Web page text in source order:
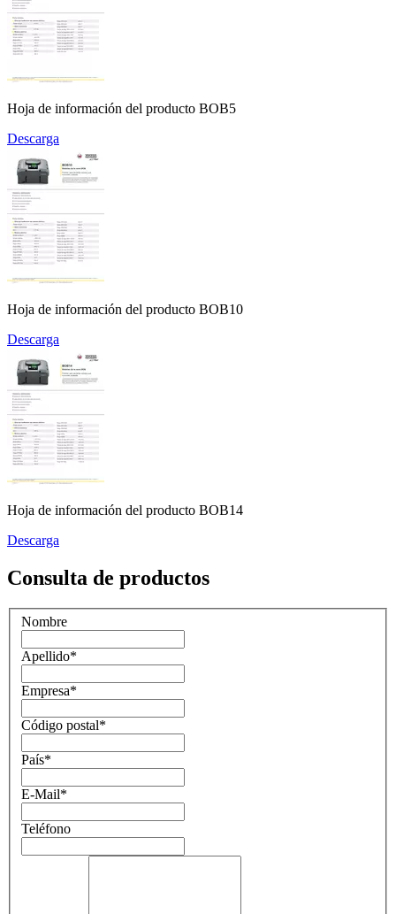
Hoja de información del producto BOB5
Descarga
Hoja de información del producto BOB10
Descarga
Hoja de información del producto BOB14
Descarga
Consulta de productos
Nombre
Apellido*
Empresa*
Código postal*
País*
E-Mail*
Teléfono